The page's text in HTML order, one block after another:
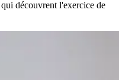
découvrent l'exercice de